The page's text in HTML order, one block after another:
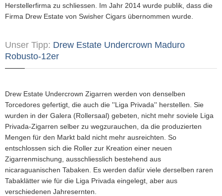
Herstellerfirma zu schliessen. Im Jahr 2014 wurde publik, dass die
Firma Drew Estate von Swisher Cigars übernommen wurde.
Unser Tipp: Drew Estate Undercrown Maduro
Robusto-12er
Drew Estate Undercrown Zigarren werden von denselben
Torcedores gefertigt, die auch die ''Liga Privada'' herstellen. Sie
wurden in der Galera (Rollersaal) gebeten, nicht mehr soviele Liga
Privada-Zigarren selber zu wegzurauchen, da die produzierten
Mengen für den Markt bald nicht mehr ausreichten. So
entschlossen sich die Roller zur Kreation einer neuen
Zigarrenmischung, ausschliesslich bestehend aus
nicaraguanischen Tabaken. Es werden dafür viele derselben raren
Tabaklätter wie für die Liga Privada eingelegt, aber aus
verschiedenen Jahresernten.